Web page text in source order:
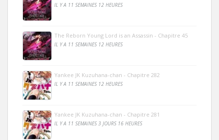
IL Y A 11 SEMAINES 12 HEURES
The Reborn Young Lord is an Assassin - Chapitre 45
IL Y A 11 SEMAINES 12 HEURES
Yankee JK Kuzuhana-chan - Chapitre 282
IL Y A 11 SEMAINES 12 HEURES
Yankee JK Kuzuhana-chan - Chapitre 281
IL Y A 11 SEMAINES 3 JOURS 16 HEURES